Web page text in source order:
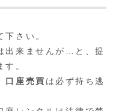
下さい。
出来ませんが…と、提
。
口座売買 は必ず持ち逃